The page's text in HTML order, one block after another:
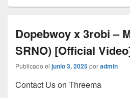
Dopebwoy x 3robi –
SRNO) [Official
Publicado el junio 3, 2025poradmin
Contact Us on Threema